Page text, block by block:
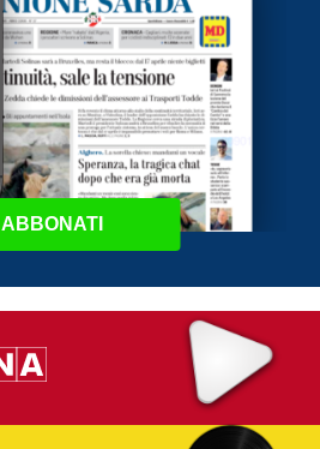
ABBONATI